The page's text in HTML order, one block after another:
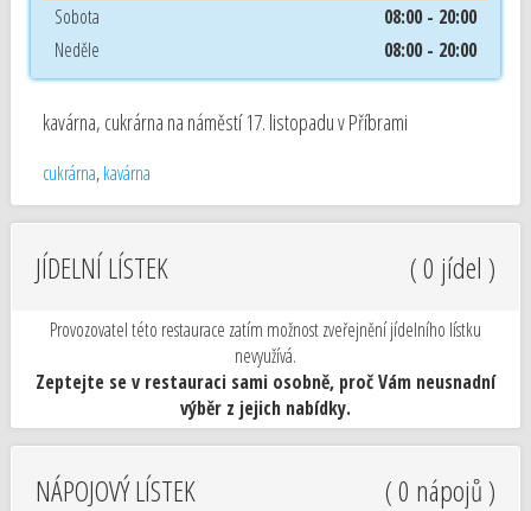
Sobota
08:00 - 20:00
Neděle
08:00 - 20:00
kavárna, cukrárna na náměstí 17. listopadu v Příbrami
cukrárna,kavárna
JÍDELNÍ LÍSTEK ( 0 jídel )
Provozovatel této restaurace zatím možnost zveřejnění jídelního lístku
nevyužívá.
Zeptejte se v restauraci sami osobně, proč Vám neusnadní
výběr z jejich nabídky.
NÁPOJOVÝ LÍSTEK ( 0 nápojů )